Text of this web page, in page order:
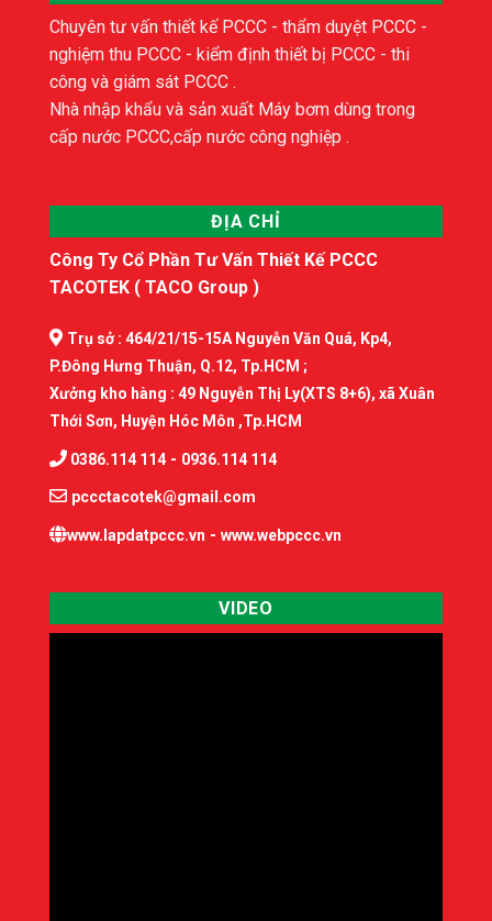
Chuyên tư vấn thiết kế PCCC - thẩm duyệt PCCC -
nghiệm thu PCCC - kiểm định thiết bị PCCC - thi
công và giám sát PCCC .
Nhà nhập khẩu và sản xuất Máy bơm dùng trong
cấp nước PCCC,cấp nước công nghiệp .
ĐỊA CHỈ
Công Ty Cổ Phần Tư Vấn Thiết Kế PCCC
TACOTEK ( TACO Group )
Trụ sở : 464/21/15-15A Nguyễn Văn Quá, Kp4,
P.Đông Hưng Thuận, Q.12, Tp.HCM ;
Xưởng kho hàng : 49 Nguyễn Thị Ly(XTS 8+6), xã Xuân
Thới Sơn, Huyện Hóc Môn ,Tp.HCM
0386.114 114 - 0936.114 114
pccctacotek@gmail.com
www.lapdatpccc.vn - www.webpccc.vn
VIDEO